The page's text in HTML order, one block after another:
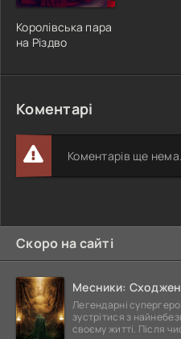
Королівська пара
на Різдво
Коментарі
Коментарів ще
Скоро на сайті
Месники:
Легендарні
зустрітися з
своєму житті. Після